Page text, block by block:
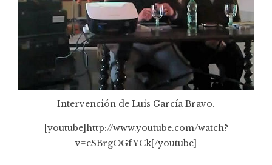
Intervención de Luis García Bravo.
[youtube]http://www.youtube.com/watch?
v=cSBrgOGfYCk[/youtube]